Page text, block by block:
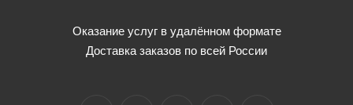
Оказание услуг в удалённом формате
Доставка заказов по всей России